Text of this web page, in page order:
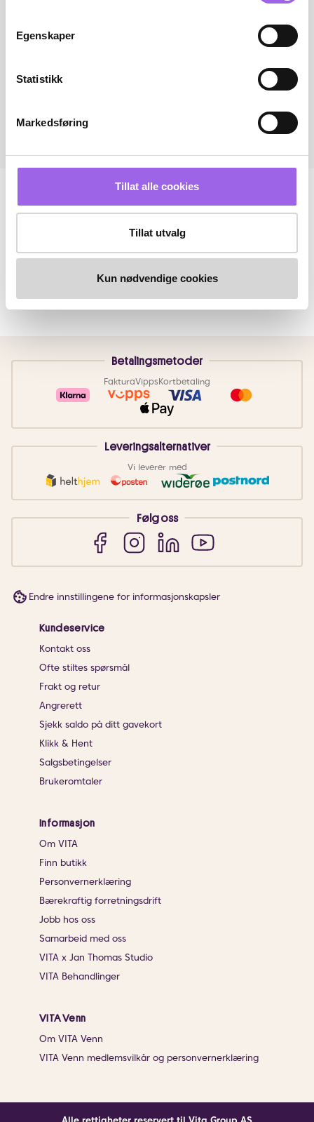
Egenskaper
Statistikk
Markedsføring
Tillat alle cookies
Tillat utvalg
Kun nødvendige cookies
Betalingsmetoder
FakturaVippsKortbetaling
Leveringsalternativer
Vi leverer med
Følg oss
Endre innstillingene for informasjonskapsler
Kundeservice
Kontakt oss
Ofte stiltes spørsmål
Frakt og retur
Angrerett
Sjekk saldo på ditt gavekort
Klikk & Hent
Salgsbetingelser
Brukeromtaler
Informasjon
Om VITA
Finn butikk
Personvernerklæring
Bærekraftig forretningsdrift
Jobb hos oss
Samarbeid med oss
VITA x Jan Thomas Studio
VITA Behandlinger
VITA Venn
Om VITA Venn
VITA Venn medlemsvilkår og personvernerklæring
Alle rettigheter reservert til Vita Group AS